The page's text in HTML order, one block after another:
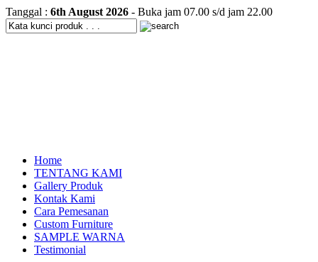
Tanggal : 6th August 2026 - Buka jam 07.00 s/d jam 22.00
Home
TENTANG KAMI
Gallery Produk
Kontak Kami
Cara Pemesanan
Custom Furniture
SAMPLE WARNA
Testimonial